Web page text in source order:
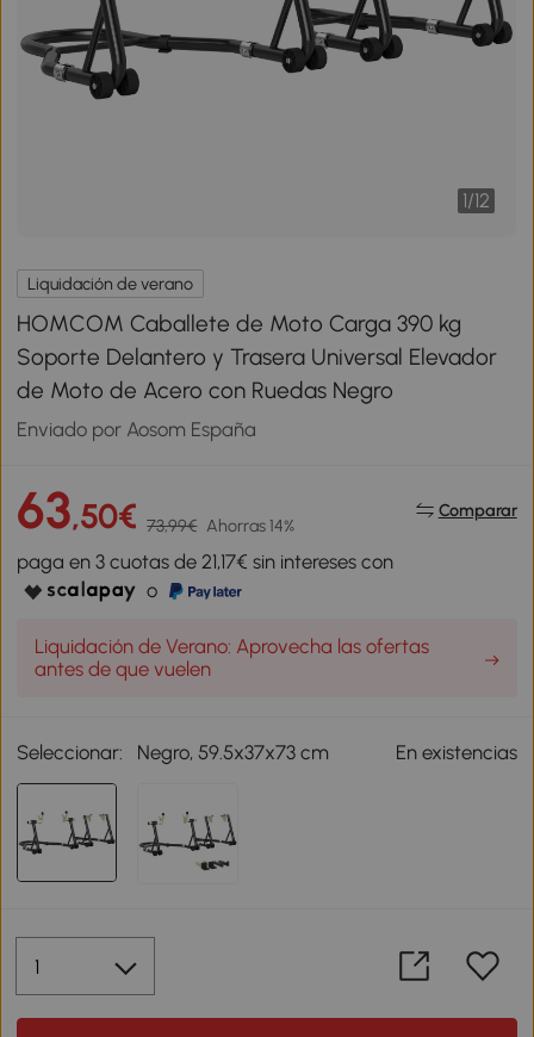
1/12
Liquidación de verano
HOMCOM Caballete de Moto Carga 390 kg
Soporte Delantero y Trasera Universal Elevador
de Moto de Acero con Ruedas Negro
Enviado por Aosom España
63,50€ 73,99€ Ahorras 14%
Comparar
paga en 3 cuotas de 21,17€ sin intereses con
o
Liquidación de Verano: Aprovecha las ofertas
antes de que vuelen
Seleccionar: Negro, 59.5x37x73 cm En existencias